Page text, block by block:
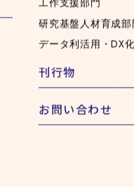
研究基盤人材育成
刊行物
お問い合わせ